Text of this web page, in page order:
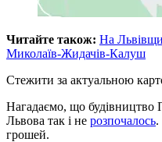
Читайте також: На
Миколаїв-Жидачів-Калуш
Стежити за актуальною
Нагадаємо, що будівництво
Львова так і не розпочалось.
грошей.